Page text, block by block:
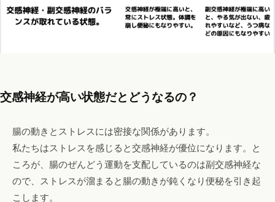
交感神経が高い状態だとどうなるの？
腸の動きとストレスには密接な関係があります。
私たちはストレスを感じると交感神経が優位になります。と
ころが、腸のぜんどう運動を支配しているのは副交感神経な
ので、ストレスが溜まると腸の動きが鈍くなり便秘を引き起
こします。